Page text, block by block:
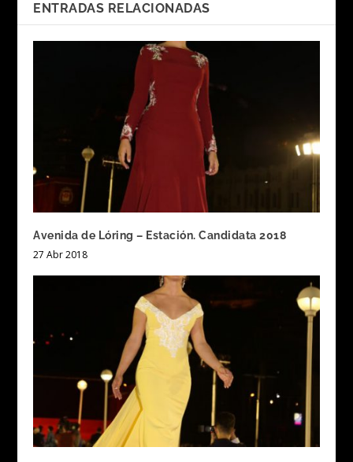
ENTRADAS RELACIONADAS
Avenida de Lóring – Estación. Candidata 2018
27 Abr 2018